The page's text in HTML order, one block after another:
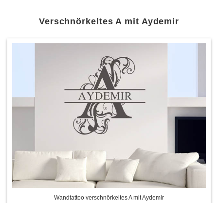
Verschnörkeltes A mit Aydemir
Wandtattoo verschnörkeltes A mit Aydemir